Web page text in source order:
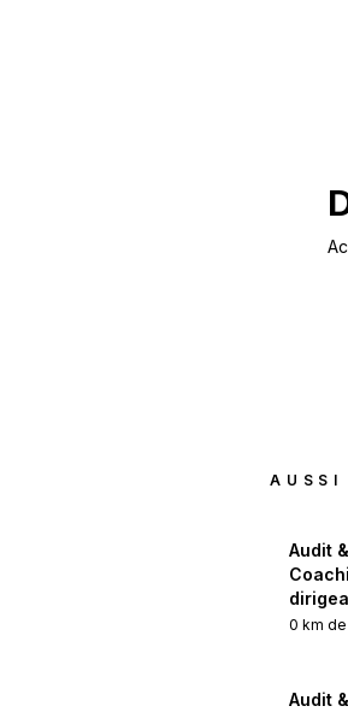
AUSSI
Audit
0 km de
Audit